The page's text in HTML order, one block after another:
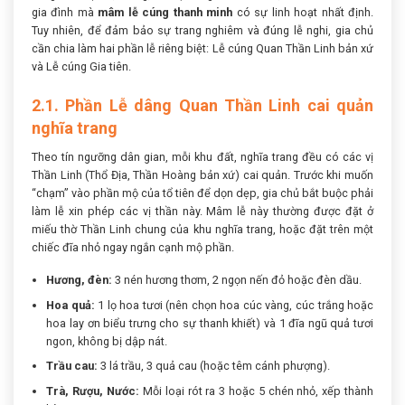
gia đình mà mâm lễ cúng thanh minh có sự linh hoạt nhất định.
Tuy nhiên, để đảm bảo sự trang nghiêm và đúng lễ nghi, gia chủ
cần chia làm hai phần lễ riêng biệt: Lễ cúng Quan Thần Linh bản xứ
và Lễ cúng Gia tiên.
2.1. Phần Lễ dâng Quan Thần Linh cai quản
nghĩa trang
Theo tín ngưỡng dân gian, mỗi khu đất, nghĩa trang đều có các vị
Thần Linh (Thổ Địa, Thần Hoàng bản xứ) cai quản. Trước khi muốn
“chạm” vào phần mộ của tổ tiên để dọn dẹp, gia chủ bắt buộc phải
làm lễ xin phép các vị thần này. Mâm lễ này thường được đặt ở
miếu thờ Thần Linh chung của khu nghĩa trang, hoặc đặt trên một
chiếc đĩa nhỏ ngay ngắn cạnh mộ phần.
Hương, đèn: 3 nén hương thơm, 2 ngọn nến đỏ hoặc đèn dầu.
Hoa quả: 1 lọ hoa tươi (nên chọn hoa cúc vàng, cúc trắng hoặc
hoa lay ơn biểu trưng cho sự thanh khiết) và 1 đĩa ngũ quả tươi
ngon, không bị dập nát.
Trầu cau: 3 lá trầu, 3 quả cau (hoặc têm cánh phượng).
Trà, Rượu, Nước: Mỗi loại rót ra 3 hoặc 5 chén nhỏ, xếp thành